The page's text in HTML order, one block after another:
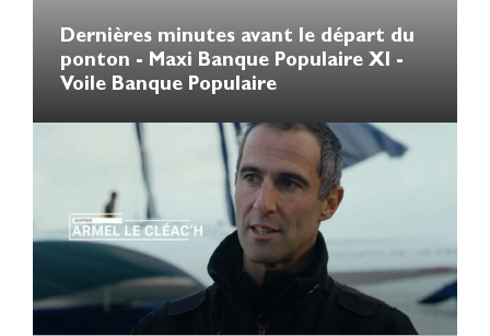
Dernières minutes avant le départ du
ponton - Maxi Banque Populaire XI -
Voile Banque Populaire